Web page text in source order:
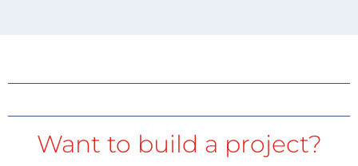
Want to build a project?